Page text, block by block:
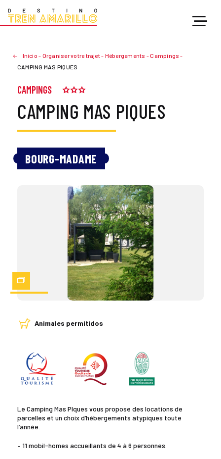
Inicio - Organiser votre trajet- Hébergements -Campings -
CAMPING MAS PIQUES
CAMPINGS
CAMPING MAS PIQUES
BOURG-MADAME
Zoom
Animales permitidos
Le Camping Mas PIques vous propose des locations de
parcelles et un choix d’hébergements atypiques toute
l’année.
– 11 mobil-homes accueillants de 4 à 6 personnes.